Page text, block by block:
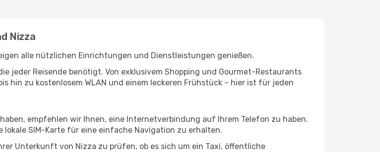
Nizza
alle nützlichen Einrichtungen und Dienstleistungen genießen.
jeder Reisende benötigt. Von exklusivem Shopping und Gourmet-Restaurants
hin zu kostenlosem WLAN und einem leckeren Frühstück – hier ist für jeden
empfehlen wir Ihnen, eine Internetverbindung auf Ihrem Telefon zu haben.
SIM-Karte für eine einfache Navigation zu erhalten.
Unterkunft von Nizza zu prüfen, ob es sich um ein Taxi, öffentliche